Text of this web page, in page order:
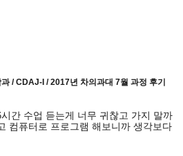
/ CDAJ-I / 2017년 차의과대 7월 과정 후기
시간 수업 듣는게 너무 귀찮고 가지 말까
컴퓨터로 프로그램 해보니까 생각보다